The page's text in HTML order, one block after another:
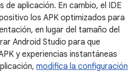
de aplicación. En cambio, el IDE
los APK optimizados para
en lugar del tamaño del
Android Studio para que
y experiencias instantáneas
modifica la configuración